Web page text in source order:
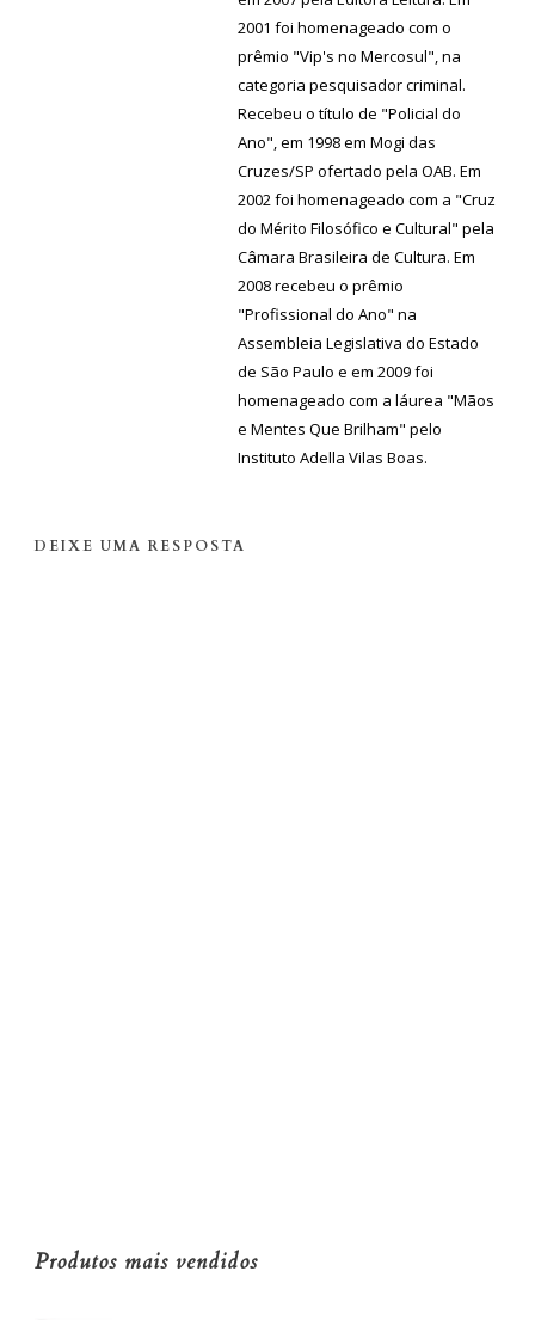
2001 foi homenageado com o
prêmio "Vip's no Mercosul", na
categoria pesquisador criminal.
Recebeu o título de "Policial do
Ano", em 1998 em Mogi das
Cruzes/SP ofertado pela OAB. Em
2002 foi homenageado com a "Cruz
do Mérito Filosófico e Cultural" pela
Câmara Brasileira de Cultura. Em
2008 recebeu o prêmio
"Profissional do Ano" na
Assembleia Legislativa do Estado
de São Paulo e em 2009 foi
homenageado com a láurea "Mãos
e Mentes Que Brilham" pelo
Instituto Adella Vilas Boas.
DEIXE UMA RESPOSTA
Produtos mais vendidos